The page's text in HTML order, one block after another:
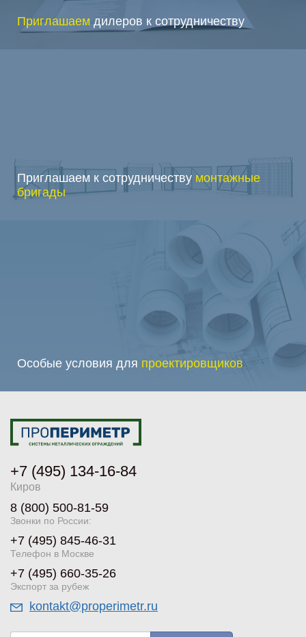
Приглашаем дилеров к сотрудничеству
Приглашаем к сотрудничеству монтажные
бригады
Особые условия для проектировщиков
+7 (495) 134-16-84
Киров
8 (800) 500-81-59
Звонки по России:
+7 (495) 845-46-31
Телефон в Москве
+7 (495) 660-35-26
Экспорт за рубеж
kontakt@properimetr.ru